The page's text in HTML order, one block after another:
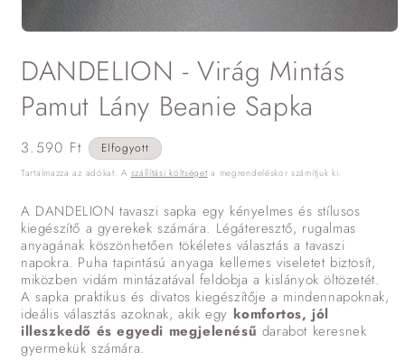
megnyitása
a
párbeszédpanelen
DANDELION - Virág Mintás
Pamut Lány Beanie Sapka
Normál
ár
3.590 Ft Elfogyott
Tartalmazza az adókat. A szállítási költséget a megrendeléskor számítjuk ki.
A DANDELION tavaszi sapka egy kényelmes és stílusos
kiegészítő a gyerekek számára. Légáteresztő, rugalmas
anyagának köszönhetően tökéletes választás a tavaszi
napokra. Puha tapintású anyaga kellemes viseletet biztosít,
miközben vidám mintázatával feldobja a kislányok öltözetét.
A sapka praktikus és divatos kiegészítője a mindennapoknak,
ideális választás azoknak, akik egy komfortos, jól
illeszkedő és egyedi megjelenésű darabot keresnek
gyermekük számára.